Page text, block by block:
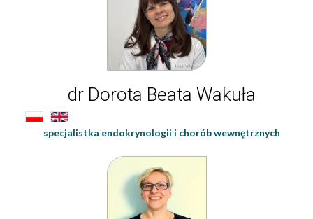
dr Dorota Beata Wakuła
specjalistka endokrynologii i chorób wewnętrznych